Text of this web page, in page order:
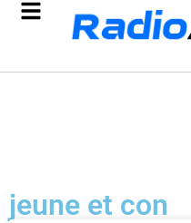
jeune et con